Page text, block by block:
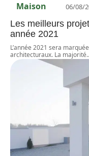
Maison 06/08/
Les meilleurs
année 2021
L’année 2021 sera
architecturaux. La majorité